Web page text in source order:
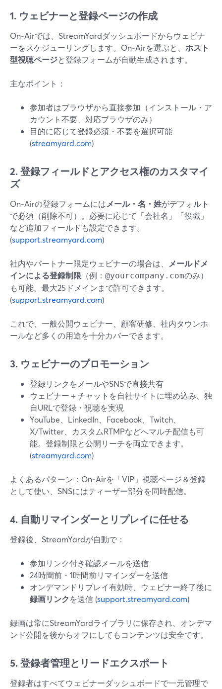
1. ウェビナーと登録ページの作成
On‑Airでは、StreamYardダッシュボードからウェビナ
ーをスケジューリングします。On‑Airを選ぶと、 ホスト
型視聴ページと登録フォームが自動生成されます。
主なポイント：
参加者はブラウザから直接参加（インストール・ア
カウント不要、対応ブラウザのみ）
目的に応じて登録必須・不要を選択可能
(streamyard.com)
2. 登録フィールドとアクセス権のカスタマイ
ズ
On‑Airの登録フォームにはメール・名・姓がデフォルト
で必須（削除不可）。必要に応じて「会社名」「役職」
など追加フィールドも設定できます。
(support.streamyard.com)
社内やパートナー限定ウェビナーの場合は、
メールドメ
インによる登録制限 （例： @yourcompany.comのみ）
も可能。最大25ドメインまで許可できます。
(support.streamyard.com)
これで、一般公開ウェビナー、顧客研修、社内タウンホ
ールなど多くの用途を十分カバーできます。
3. ウェビナーのプロモーション
登録リンクをメールやSNSで直接共有
ウェビナー＋チャットを自社サイトに埋め込み、独
自URLで登録・視聴を実現
YouTube、LinkedIn、Facebook、Twitch、
X/Twitter、カスタムRTMPなどへマルチ配信も可
能。登録制限と公開リーチを両立できます。
(streamyard.com)
よくあるパターン：On‑Airを「VIP」視聴ページ＆登録
として使い、SNSにはティーザー部分を同時配信。
4. 自動リマインダーとリプレイに任せる
登録後、StreamYardが自動で：
参加リンク付き確認メールを送信
24時間前・1時間前リマインダーを送信
オンデマンドリプレイ有効時、ウェビナー終了後に
録画リンクを送信 (support.streamyard.com)
録画は常にStreamYardライブラリに保存され、オンデマ
ンド公開を後からオフにしてもコンテンツは安全です。
5. 登録者管理とリードエクスポート
登録者はすべてウェビナーダッシュボードで一元管理で